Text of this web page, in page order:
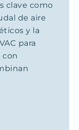
clave como
de aire
y la
para
con